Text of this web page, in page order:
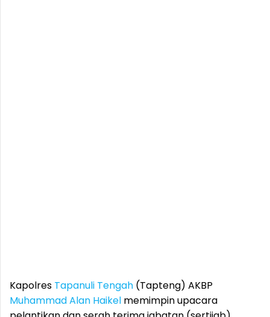
Kapolres Tapanuli Tengah (Tapteng) AKBP
Muhammad Alan Haikel memimpin upacara